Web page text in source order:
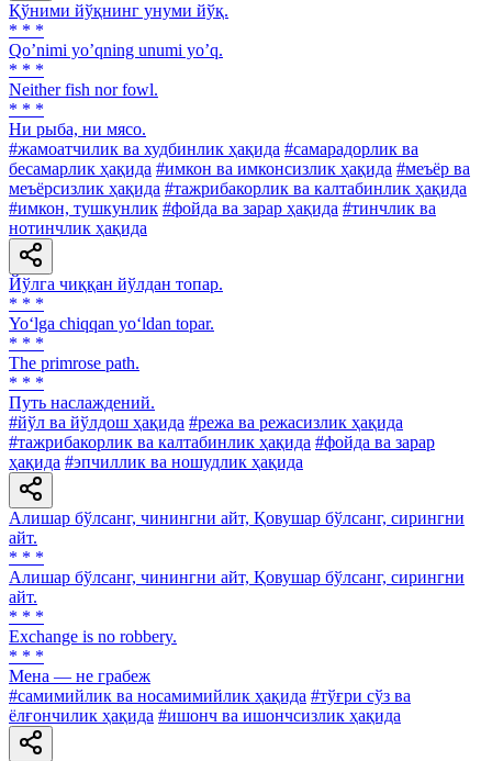
Қўними йўқнинг унуми йўқ.
* * *
Qoʼnimi yoʼqning unumi yoʼq.
* * *
Neither fish nor fowl.
* * *
Ни рыба, ни мясо.
#жамоатчилик ва худбинлик ҳақида #самарадорлик ва
бесамарлик ҳақида #имкон ва имконсизлик ҳақида #меъёр ва
меъёрсизлик ҳақида #тажрибакорлик ва калтабинлик ҳақида
#имкон, тушкунлик #фойда ва зарар ҳақида #тинчлик ва
нотинчлик ҳақида
Йўлга чиққан йўлдан топар.
* * *
Yo‘lga chiqqan yo‘ldan topar.
* * *
The primrose path.
* * *
Путь наслаждений.
#йўл ва йўлдош ҳақида #режа ва режасизлик ҳақида
#тажрибакорлик ва калтабинлик ҳақида #фойда ва зарар
ҳақида #эпчиллик ва ношудлик ҳақида
Алишар бўлсанг, чинингни айт, Қовушар бўлсанг, сирингни
айт.
* * *
Алишар бўлсанг, чинингни айт, Қовушар бўлсанг, сирингни
айт.
* * *
Exchange is no robbery.
* * *
Мена — не грабеж
#самимийлик ва носамимийлик ҳақида #тўғри сўз ва
ёлғончилик ҳақида #ишонч ва ишончсизлик ҳақида